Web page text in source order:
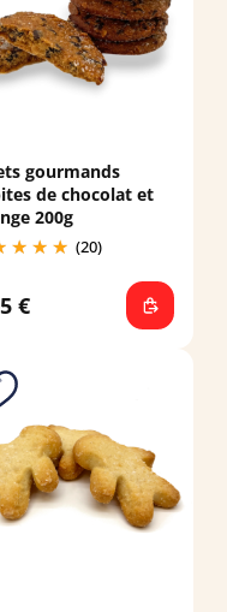
gourmands
de chocolat et
200g
(20)
€